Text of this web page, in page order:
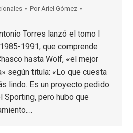
Por Ariel Gómez
Torres lanzó el tomo I
1991, que comprende
hasta Wolf, «el mejor
según titula: «Lo que cuesta
lindo. Es un proyecto pedido
pero hubo que